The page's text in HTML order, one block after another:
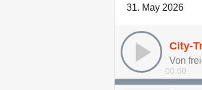
31. May 2026
City-
00:00